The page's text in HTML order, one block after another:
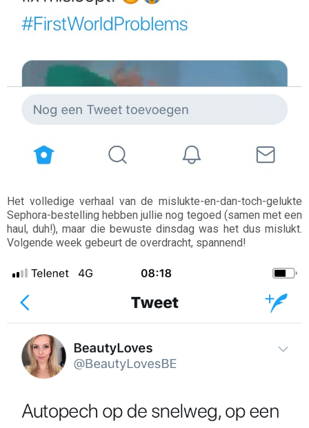
Het volledige verhaal van de mislukte-en-dan-toch-gelukte
Sephora-bestelling hebben jullie nog tegoed (samen met een
haul, duh!), maar die bewuste dinsdag was het dus mislukt.
Volgende week gebeurt de overdracht, spannend!